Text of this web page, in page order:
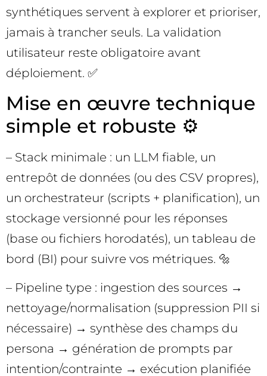
synthétiques servent à explorer et prioriser,
jamais à trancher seuls. La validation
utilisateur reste obligatoire avant
déploiement. ✅
Mise en œuvre technique
simple et robuste ⚙️
– Stack minimale : un LLM fiable, un
entrepôt de données (ou des CSV propres),
un orchestrateur (scripts + planification), un
stockage versionné pour les réponses
(base ou fichiers horodatés), un tableau de
bord (BI) pour suivre vos métriques. 🔩
– Pipeline type : ingestion des sources →
nettoyage/normalisation (suppression PII si
nécessaire) → synthèse des champs du
persona → génération de prompts par
intention/contrainte → exécution planifiée